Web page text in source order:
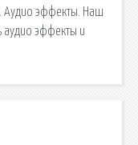
Аудио эффекты. Наш
аудио эффекты и